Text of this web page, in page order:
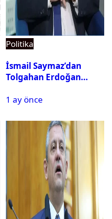
Politika
İsmail Saymaz’dan
Tolgahan Erdoğan
bilgisini sızdırıp para
1 ay önce